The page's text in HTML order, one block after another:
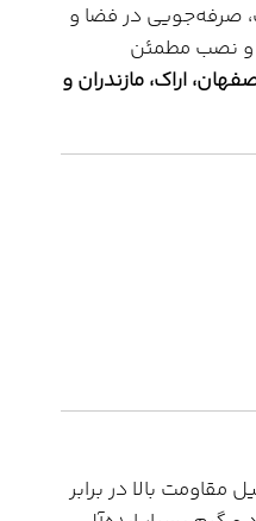
صرفه‌جویی در فضا و
و نصب مطمئن
اراک، مازندران و
بالا در برابر